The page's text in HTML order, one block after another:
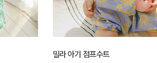
밀라 아기 점프수트